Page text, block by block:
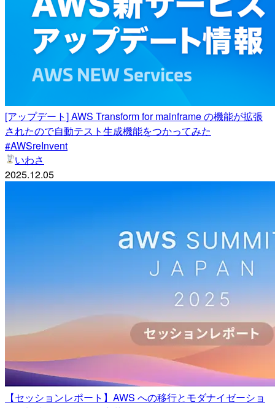
[アップデート] AWS Transform for mainframe の機能が拡張
されたので自動テスト生成機能をつかってみた
#AWSreInvent
いわさ
2025.12.05
【セッションレポート】AWS への移行とモダナイゼーショ